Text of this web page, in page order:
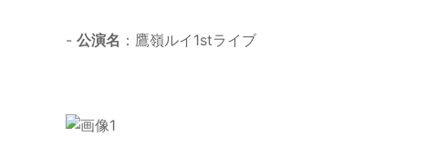
- 公演名 ：鷹嶺ルイ1stライブ